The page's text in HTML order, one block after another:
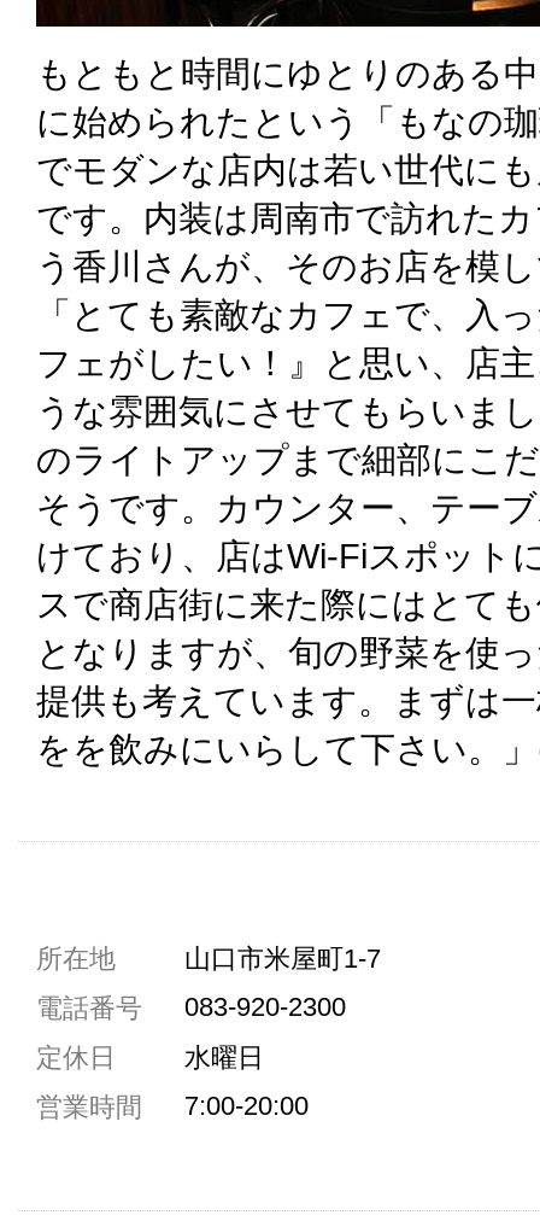
もともと時間にゆとりのある
に始められたという「もなの
でモダンな店内は若い世代に
です。内装は周南市で訪れた
う香川さんが、そのお店を模
「とても素敵なカフェで、入
フェがしたい！』と思い、店
うな雰囲気にさせてもらいま
のライトアップまで細部にこ
そうです。カウンター、テー
けており、店はWi-Fiスポット
スで商店街に来た際にはとて
となりますが、旬の野菜を使
提供も考えています。まずは
をを飲みにいらして下さい。
共通駐車券加盟店
駐車場5台まで
共用トイレ
所在地
山口市米屋町1-7
電話番号
083-920-2300
定休日
水曜日
営業時間
7:00-20:00